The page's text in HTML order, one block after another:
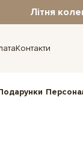
Літня
Контакти